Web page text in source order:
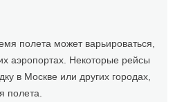
полета может варьироваться,
аэропортах. Некоторые рейсы
в Москве или других городах,
полета.